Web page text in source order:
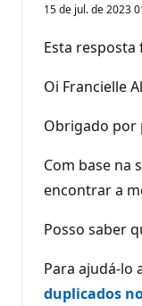
15 de jul. de 2023
Esta
Oi Francielle
Obrigado por
Com base na
encontrar a
Posso saber
Para ajudá-lo
duplicados